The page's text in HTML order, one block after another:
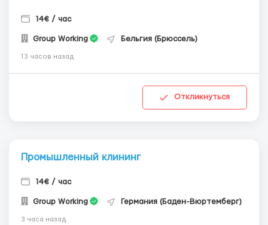
14€ / час
Group Working Бельгия (Брюссель)
13 часов назад
Откликнуться
Промышленный клининг
14€ / час
Group Working Германия (Баден-Вюртемберг)
3 часа назад